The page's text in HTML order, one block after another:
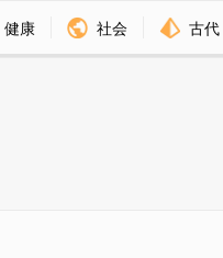
健康 社会 古代